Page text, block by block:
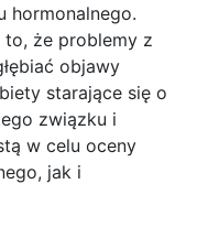
hormonalnego.
że problemy z
objawy
starające się o
związku i
w celu oceny
jak i